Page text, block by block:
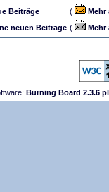
Beiträge (
Mehr
neuen Beiträge ( Mehr
Burning Board 2.3.6